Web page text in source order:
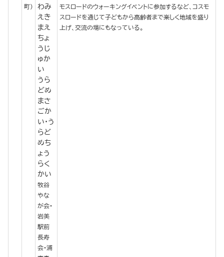
町）
わみ
えき
まえ
ちょ
うじ
ゅか
い
うら
どめ
まさ
ごか
い・う
らど
めち
ょう
らく
かい
牧谷
やな
が会・
岩美
駅前
長寿
会・浦
モスロードのウォーキングイベントに参加するなど、コスモ
スロードを通じて子どもから高齢者まで楽しく地域を盛り
上げ、交流の場にもなっている。